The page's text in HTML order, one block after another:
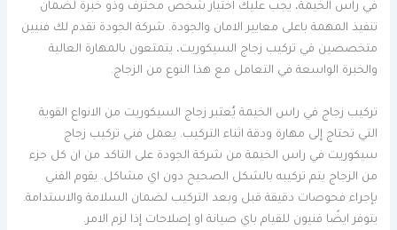
في راس الخيمة، يجب عليك اختيار شخص محترف وذو خبرة لضمان
تنفيذ المهمة باعلى معايير الامان والجودة. شركة الجودة تقدم لك فنيين
متخصصين في تركيب زجاج السيكوريت، يتمتعون بالمهارة العالية
والخبرة الواسعة في التعامل مع هذا النوع من الزجاج.
تركيب زجاج في راس الخيمة يُعتبر زجاج السيكوريت من الانواع القوية
التي تحتاج إلى مهارة ودقة اثناء التركيب. يعمل فني تركيب زجاج
سيكوريت في راس الخيمة من شركة الجودة على التاكد من ان كل جزء
من الزجاج يتم تركيبه بالشكل الصحيح دون اي مشاكل. يقوم الفني
بإجراء فحوصات دقيقة قبل وبعد التركيب لضمان السلامة والاستدامة.
يتوفر ايضًا فنيون للقيام باي صيانة او إصلاحات إذا لزم الامر.